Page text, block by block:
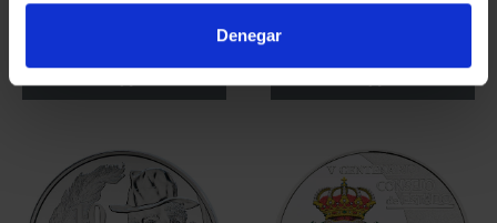
Denegar